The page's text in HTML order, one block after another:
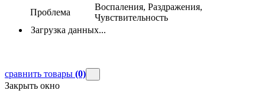
Проблема
Воспаления, Раздражения,
Чувствительность
Загрузка данных...
сравнить товары (0)
Закрыть окно